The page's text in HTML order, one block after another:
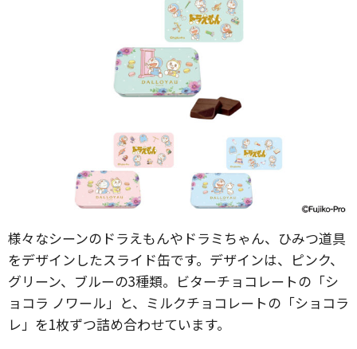
様々なシーンのドラえもんやドラミちゃん、ひみつ道具
をデザインしたスライド缶です。デザインは、ピンク、
グリーン、ブルーの3種類。ビターチョコレートの「シ
ョコラ ノワール」と、ミルクチョコレートの「ショコラ
レ」を1枚ずつ詰め合わせています。